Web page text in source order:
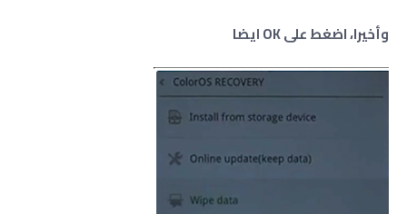
وأخيرا، اضغط علىOK ايضا